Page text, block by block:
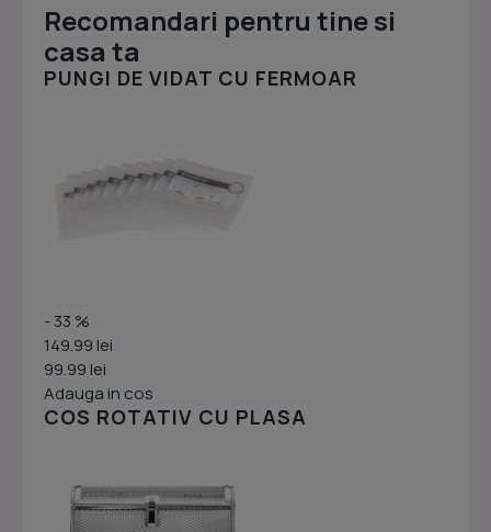
Recomandari pentru tine si
casa ta
PUNGI DE VIDAT CU FERMOAR
- 33 %
149.99 lei
99.99 lei
Adauga in cos
COS ROTATIV CU PLASA